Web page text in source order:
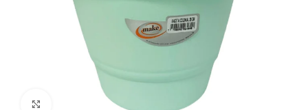
Click to enlarge